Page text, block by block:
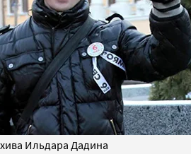
Ильдара Дадина